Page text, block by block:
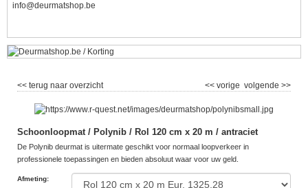
info@deurmatshop.be
<< terug naar overzicht volgende >>
<< vorige
Schoonloopmat / Polynib / Rol 120 cm x 20 m / antraciet
De Polynib deurmat is uitermate geschikt voor normaal loopverkeer in
professionele toepassingen en bieden absoluut waar voor uw geld.
Afmeting: